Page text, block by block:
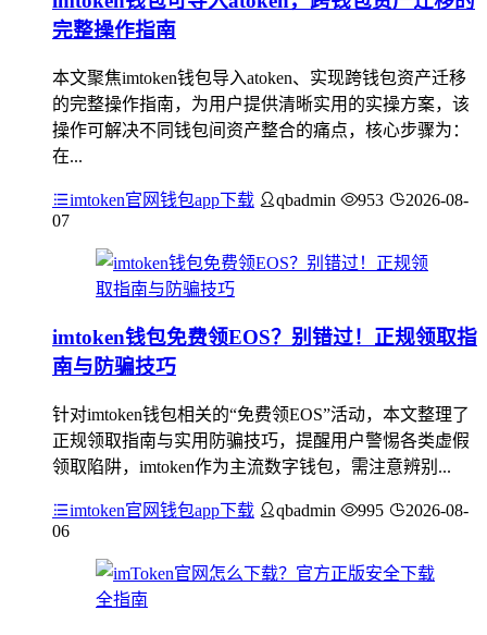
完整操作指南
本文聚焦imtoken钱包导入atoken、实现跨钱包资产迁移
的完整操作指南，为用户提供清晰实用的实操方案，该
操作可解决不同钱包间资产整合的痛点，核心步骤为：
在...
imtoken官网钱包app下载 qbadmin 953
2026-08-
07
imtoken钱包免费领EOS？别错过！正规领取指
南与防骗技巧
针对imtoken钱包相关的“免费领EOS”活动，本文整理了
正规领取指南与实用防骗技巧，提醒用户警惕各类虚假
领取陷阱，imtoken作为主流数字钱包，需注意辨别...
imtoken官网钱包app下载 qbadmin 995
2026-08-
06